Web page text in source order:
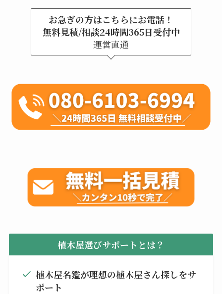
お急ぎの方はこちらにお電話！
無料見積/相談24時間365日受付中
運営直通
植木屋選びサポートとは？
植木屋名鑑が理想の植木屋さん探しをサ
ポート